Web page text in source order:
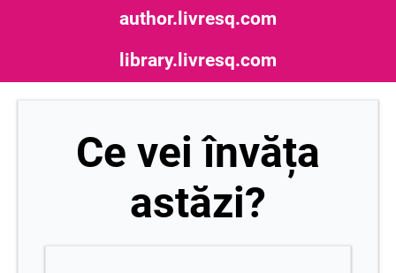
author.livresq.com
library.livresq.com
Ce vei învăța
astăzi?